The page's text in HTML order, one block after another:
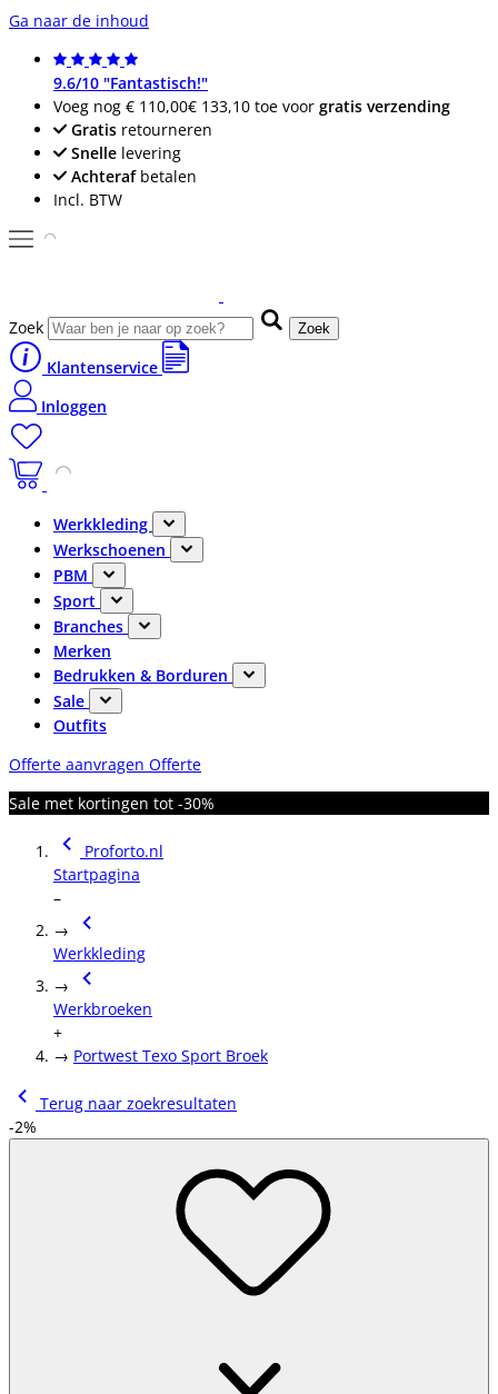
Ga naar de inhoud
9.6/10 "Fantastisch!"
Voeg nog € 110,00€ 133,10 toe voor gratis verzending
Gratis retourneren
Snelle levering
Achterafbetalen
Incl. BTW
Zoek Zoek
Klantenservice
Inloggen
Werkkleding
Werkschoenen
PBM
Sport
Branches
Merken
Bedrukken & Borduren
Sale
Outfits
Offerte aanvragen Offerte
Sale met kortingen tot -30%
Proforto.nl
Startpagina
–
→
Werkkleding
→
Werkbroeken
+
→ Portwest Texo Sport Broek
Terug naar zoekresultaten
-2%